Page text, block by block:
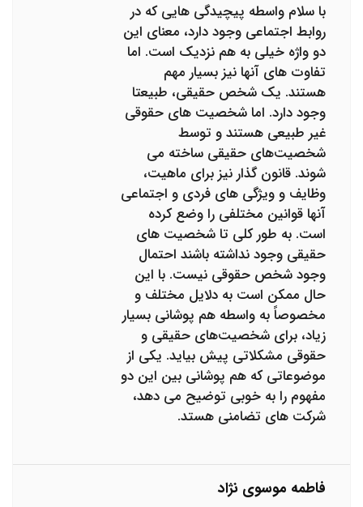
با سلام واسطه پیچیدگی هایی که در
روابط اجتماعی وجود دارد، معنای این
دو واژه خیلی به هم نزدیک است. اما
تفاوت های آنها نیز بسیار مهم
هستند. یک شخص حقیقی، طبیعتا
وجود دارد. اما شخصیت های حقوقی
غیر طبیعی هستند و توسط
شخصیت‌های حقیقی ساخته می
شوند. قانون گذار نیز برای ماهیت،
وظایف و ویژگی های فردی و اجتماعی
آنها قوانین مختلفی را وضع کرده
است. به طور کلی تا شخصیت های
حقیقی وجود نداشته باشند احتمال
وجود شخص حقوقی نیست. با این
حال ممکن است به دلایل مختلف و
مخصوصاً به واسطه هم پوشانی بسیار
زیاد، برای شخصیت‌های حقیقی و
حقوقی مشکلاتی پیش بیاید. یکی از
موضوعاتی که هم پوشانی بین این دو
مفهوم را به خوبی توضیح می دهد،
شرکت های تضامنی هستد.
فاطمه موسوی نژاد